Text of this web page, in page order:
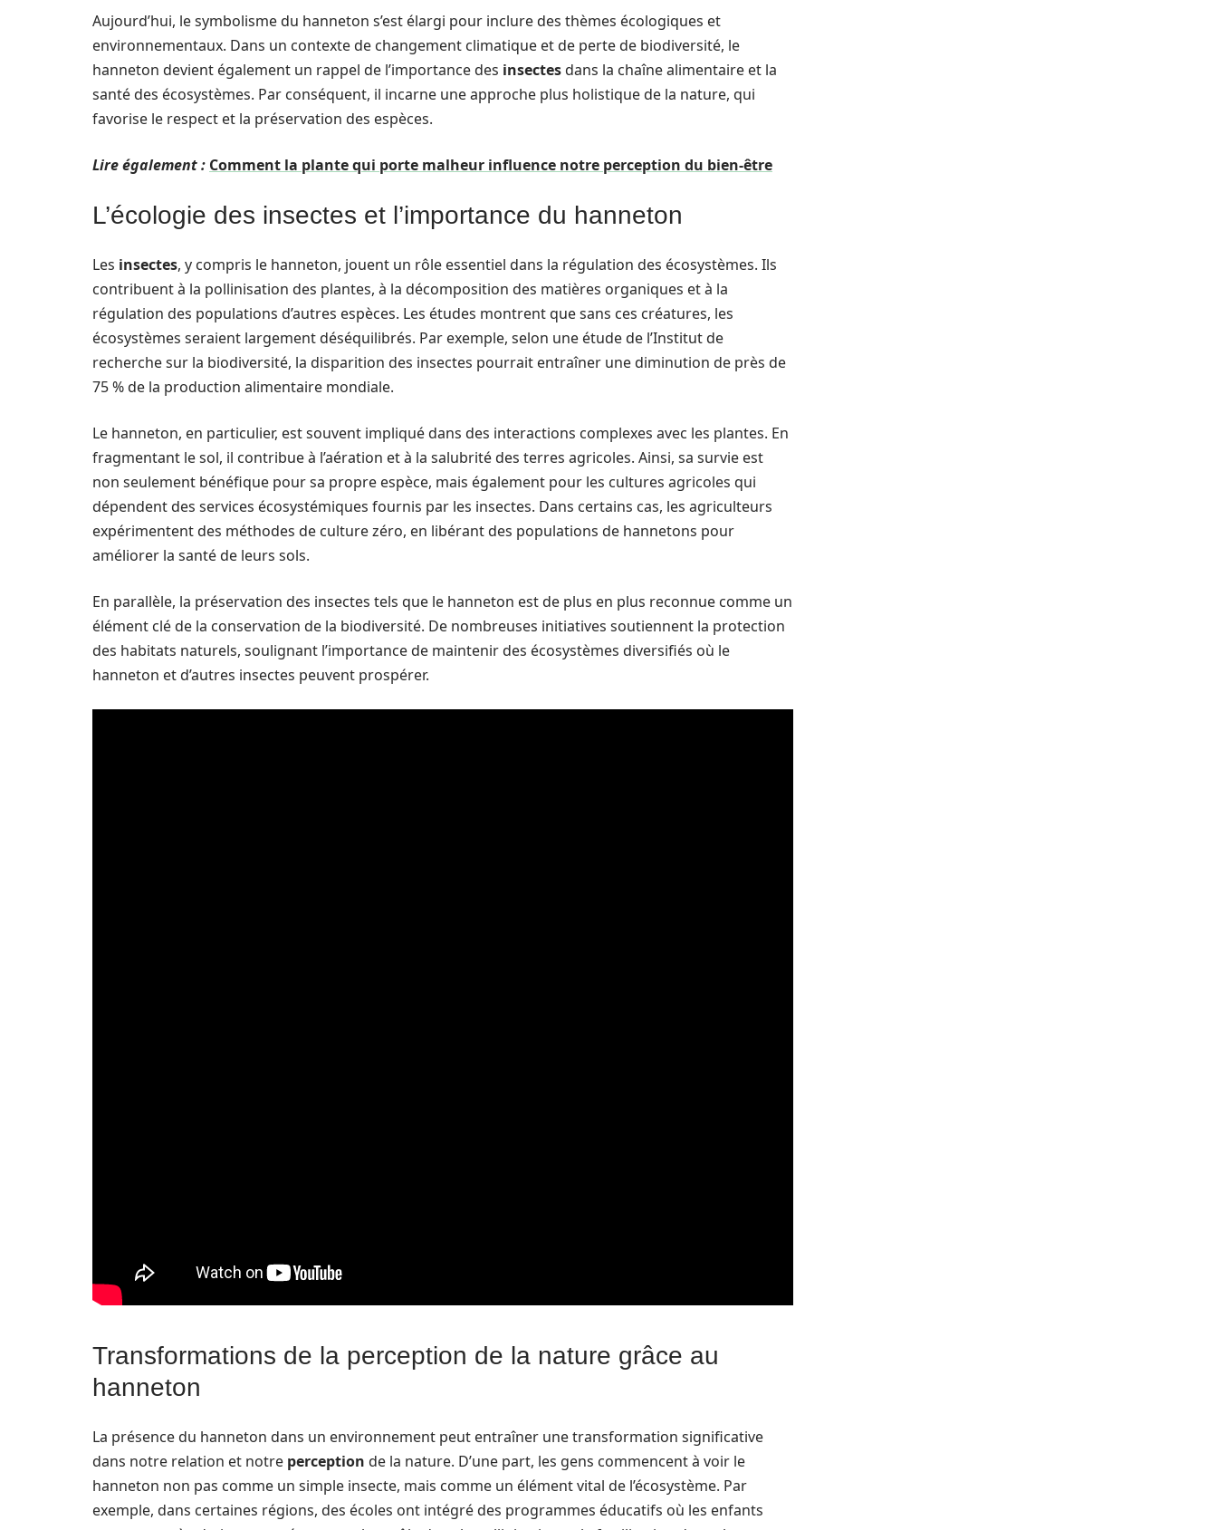
Aujourd’hui, le symbolisme du hanneton s’est élargi pour inclure des thèmes écologiques et
environnementaux. Dans un contexte de changement climatique et de perte de biodiversité, le
hanneton devient également un rappel de l’importance des insectesdans la chaîne alimentaire et la
santé des écosystèmes. Par conséquent, il incarne une approche plus holistique de la nature, qui
favorise le respect et la préservation des espèces.
Lire également : Comment la plante qui porte malheur influence notre perception du bien-être
L’écologie des insectes et l’importance du hanneton
Les insectes, y compris le hanneton, jouent un rôle essentiel dans la régulation des écosystèmes. Ils
contribuent à la pollinisation des plantes, à la décomposition des matières organiques et à la
régulation des populations d’autres espèces. Les études montrent que sans ces créatures, les
écosystèmes seraient largement déséquilibrés. Par exemple, selon une étude de l’Institut de
recherche sur la biodiversité, la disparition des insectes pourrait entraîner une diminution de près de
75 % de la production alimentaire mondiale.
Le hanneton, en particulier, est souvent impliqué dans des interactions complexes avec les plantes. En
fragmentant le sol, il contribue à l’aération et à la salubrité des terres agricoles. Ainsi, sa survie est
non seulement bénéfique pour sa propre espèce, mais également pour les cultures agricoles qui
dépendent des services écosystémiques fournis par les insectes. Dans certains cas, les agriculteurs
expérimentent des méthodes de culture zéro, en libérant des populations de hannetons pour
améliorer la santé de leurs sols.
En parallèle, la préservation des insectes tels que le hanneton est de plus en plus reconnue comme un
élément clé de la conservation de la biodiversité. De nombreuses initiatives soutiennent la protection
des habitats naturels, soulignant l’importance de maintenir des écosystèmes diversifiés où le
hanneton et d’autres insectes peuvent prospérer.
Transformations de la perception de la nature grâce au
hanneton
La présence du hanneton dans un environnement peut entraîner une transformation significative
dans notre relation et notre perception de la nature. D’une part, les gens commencent à voir le
hanneton non pas comme un simple insecte, mais comme un élément vital de l’écosystème. Par
exemple, dans certaines régions, des écoles ont intégré des programmes éducatifs où les enfants